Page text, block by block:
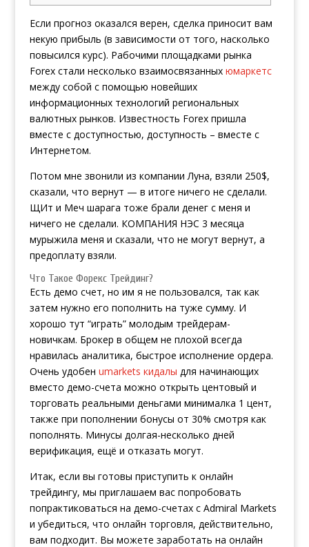
Если прогноз оказался верен, сделка приносит вам
некую прибыль (в зависимости от того, насколько
повысился курс). Рабочими площадками рынка
Forex стали несколько взаимосвязанных юмаркетс
между собой с помощью новейших
информационных технологий региональных
валютных рынков. Известность Forex пришла
вместе с доступностью, доступность – вместе с
Интернетом.
Потом мне звонили из компании Луна, взяли 250$,
сказали, что вернут — в итоге ничего не сделали.
ЩИт и Меч шарага тоже брали денег с меня и
ничего не сделали. КОМПАНИЯ НЭС 3 месяца
мурыжила меня и сказали, что не могут вернут, а
предоплату взяли.
Что Такое Форекс Трейдинг?
Есть демо счет, но им я не пользовался, так как
затем нужно его пополнить на туже сумму. И
хорошо тут “играть” молодым трейдерам-
новичкам. Брокер в общем не плохой всегда
нравилась аналитика, быстрое исполнение ордера.
Очень удобен umarkets кидалы для начинающих
вместо демо-счета можно открыть центовый и
торговать реальными деньгами минималка 1 цент,
также при пополнении бонусы от 30% смотря как
пополнять. Минусы долгая-несколько дней
верификация, ещё и отказать могут.
Итак, если вы готовы приступить к онлайн
трейдингу, мы приглашаем вас попробовать
попрактиковаться на демо-счетах с Admiral Markets
и убедиться, что онлайн торговля, действительно,
вам подходит. Вы можете заработать на онлайн